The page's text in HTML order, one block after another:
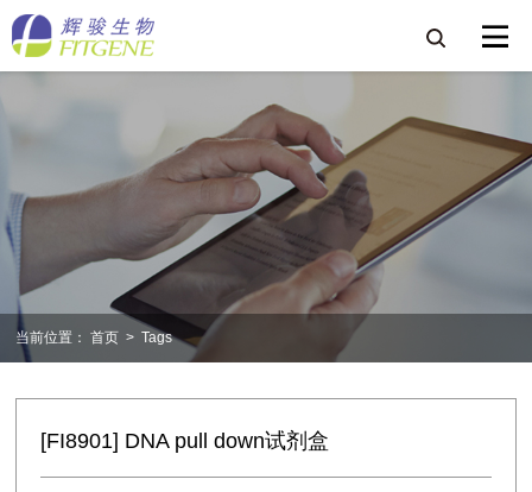
当前位置： 首页 > Tags
[FI8901] DNA pull down试剂盒